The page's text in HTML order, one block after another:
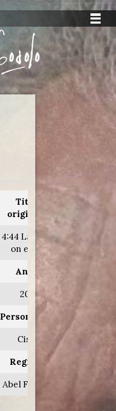
Titolo
originale:
4:44 Last day
on earth
Anno:
2011
Personaggio:
Cisco
Regia di:
Abel Ferrara